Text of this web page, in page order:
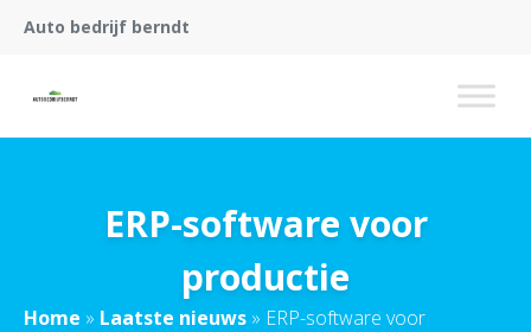
Auto bedrijf berndt
ERP-software voor
productie
Home » Laatste nieuws » ERP-software voor